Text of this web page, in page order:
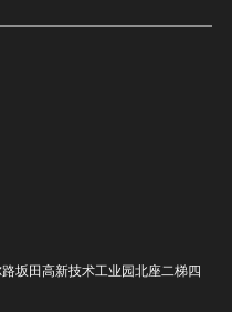
坂田高新技术工业园北座二梯四